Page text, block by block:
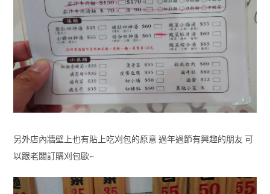
另外店內牆壁上也有貼上吃刈包的原意 過年過節有興趣的朋友 可
以跟老闆訂購刈包歐~